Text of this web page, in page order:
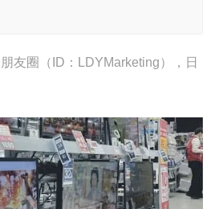
友圈（ID：LDYMarketing），日